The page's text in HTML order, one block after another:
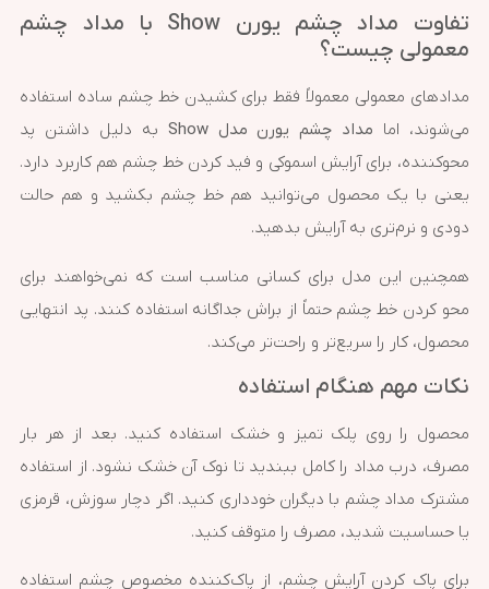
تفاوت مداد چشم یورن Show با مداد چشم
معمولی چیست؟
مدادهای معمولی معمولاً فقط برای کشیدن خط چشم ساده استفاده
می‌شوند، اما مداد چشم یورن مدل Show
به دلیل داشتن پد
محوکننده، برای آرایش اسموکی و فید کردن خط چشم هم کاربرد دارد.
یعنی با یک محصول می‌توانید هم خط چشم بکشید و هم حالت
دودی و نرم‌تری به آرایش بدهید.
همچنین این مدل برای کسانی مناسب است که نمی‌خواهند برای
محو کردن خط چشم حتماً از براش جداگانه استفاده کنند. پد انتهایی
محصول، کار را سریع‌تر و راحت‌تر می‌کند.
نکات مهم هنگام استفاده
محصول را روی پلک تمیز و خشک استفاده کنید. بعد از هر بار
مصرف، درب مداد را کامل ببندید تا نوک آن خشک نشود. از استفاده
مشترک مداد چشم با دیگران خودداری کنید. اگر دچار سوزش، قرمزی
یا حساسیت شدید، مصرف را متوقف کنید.
برای پاک کردن آرایش چشم، از پاک‌کننده مخصوص چشم استفاده